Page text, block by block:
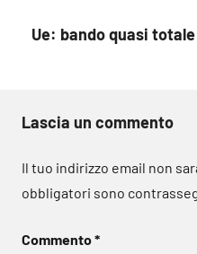
Ue: bando quasi
Lascia un commento
Il tuo indirizzo email non
obbligatori sono
Commento*